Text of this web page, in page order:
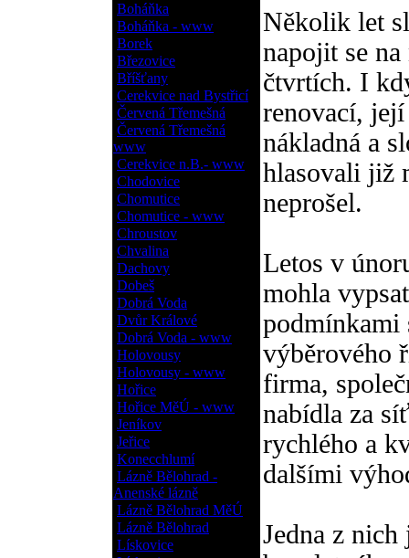
Boháňka
Boháňka - www
Borek
Březovice
Bříšťany
Cerekvice nad Bystřicí
Červená Třemešná
Červená Třemešná
www
Cerekvice n.B.- www
Chodovice
Chomutice
Chomutice - www
Chroustov
Chvalina
Dachovy
Dobeš
Dobrá Voda
Dvůr Králové
Dobrá Voda - www
Holovousy
Holovousy - www
Hořice
Hořice MěÚ - www
Jeníkov
Jeřice
Konecchlumí
Lázně Bělohrad -
Anenské lázně
Lázně Bělohrad MěÚ
Lázně Bělohrad
Lískovice
Několik let
napojit se
čtvrtích. I
renovací,
nákladná a
hlasovali již
neprošel.
Letos v
mohla
podmínkami
výběrového
firma,
nabídla za
rychlého a
dalšími
Jedna z